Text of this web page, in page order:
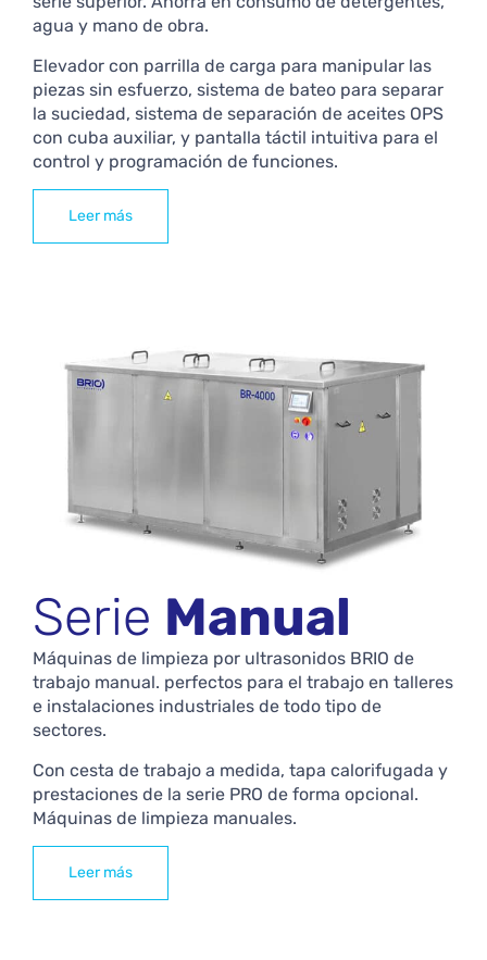
agua y mano de obra.
Elevador con parrilla de carga para manipular las
piezas sin esfuerzo, sistema de bateo para separar
la suciedad, sistema de separación de aceites OPS
con cuba auxiliar, y pantalla táctil intuitiva para el
control y programación de funciones.
Leer más
Serie Manual
Máquinas de limpieza por ultrasonidos BRIO de
trabajo manual. perfectos para el trabajo en talleres
e instalaciones industriales de todo tipo de
sectores.
Con cesta de trabajo a medida, tapa calorifugada y
prestaciones de la serie PRO de forma opcional.
Máquinas de limpieza manuales.
Leer más